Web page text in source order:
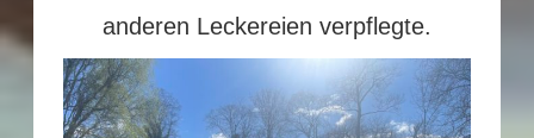
anderen Leckereien verpflegte.